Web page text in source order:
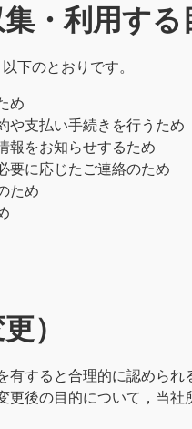
・利用する
下のとおりです。
め
や支払い手続きを行うため
報をお知らせするため
要に応じたご連絡のため
ため
）
有すると合理的に認めら
更後の目的について，当